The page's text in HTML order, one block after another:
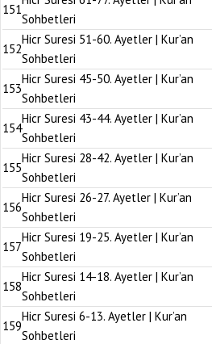
151
Sohbetleri
152
Hicr Suresi 51-60. Ayetler | Kur’an
Sohbetleri
153
Hicr Suresi 45-50. Ayetler | Kur’an
Sohbetleri
154
Hicr Suresi 43-44. Ayetler | Kur’an
Sohbetleri
155
Hicr Suresi 28-42. Ayetler | Kur’an
Sohbetleri
156
Hicr Suresi 26-27. Ayetler | Kur’an
Sohbetleri
157
Hicr Suresi 19-25. Ayetler | Kur’an
Sohbetleri
158
Hicr Suresi 14-18. Ayetler | Kur’an
Sohbetleri
159
Hicr Suresi 6-13. Ayetler | Kur’an
Sohbetleri